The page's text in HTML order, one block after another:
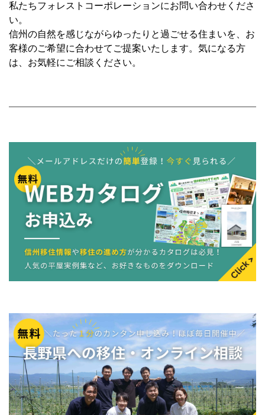
私たちフォレストコーポレーションにお問い合わせくださ
い。
信州の自然を感じながらゆったりと過ごせる住まいを、お
客様のご希望に合わせてご提案いたします。気になる方
は、お気軽にご相談ください。